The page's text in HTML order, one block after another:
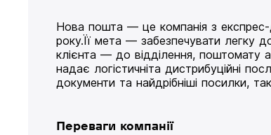
Нова пошта — це компанія з
року.Її мета — забезпечувати легку
клієнта — до відділення, поштомату
надає логістичніта дистрибуційні
документи та найдрібніші посилки,
Переваги компанії